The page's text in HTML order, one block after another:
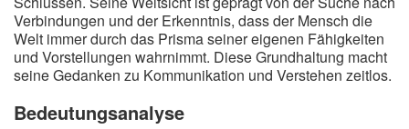
Verbindungen und der Erkenntnis, dass der Mensch die
Welt immer durch das Prisma seiner eigenen Fähigkeiten
und Vorstellungen wahrnimmt. Diese Grundhaltung macht
seine Gedanken zu Kommunikation und Verstehen zeitlos.
Bedeutungsanalyse